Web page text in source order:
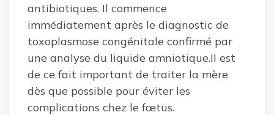
antibiotiques. Il commence
immédiatement après le diagnostic de
toxoplasmose congénitale confirmé par
une analyse du liquide amniotique.Il est
de ce fait important de traiter la mère
dès que possible pour éviter les
complications chez le fœtus.